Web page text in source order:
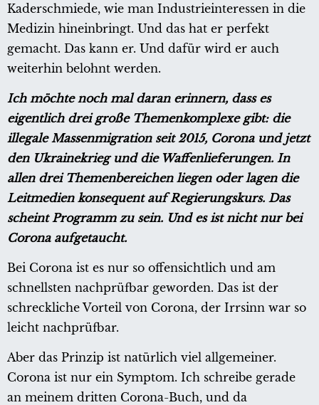
Kaderschmiede, wie man Industrieinteressen in die
Medizin hineinbringt. Und das hat er perfekt
gemacht. Das kann er. Und dafür wird er auch
weiterhin belohnt werden.
Ich möchte noch mal daran erinnern, dass es
eigentlich drei große Themenkomplexe gibt: die
illegale Massenmigration seit 2015, Corona und jetzt
den Ukrainekrieg und die Waffenlieferungen. In
allen drei Themenbereichen liegen oder lagen die
Leitmedien konsequent auf Regierungskurs. Das
scheint Programm zu sein. Und es ist nicht nur bei
Corona aufgetaucht.
Bei Corona ist es nur so offensichtlich und am
schnellsten nachprüfbar geworden. Das ist der
schreckliche Vorteil von Corona, der Irrsinn war so
leicht nachprüfbar.
Aber das Prinzip ist natürlich viel allgemeiner.
Corona ist nur ein Symptom. Ich schreibe gerade
an meinem dritten Corona-Buch, und da